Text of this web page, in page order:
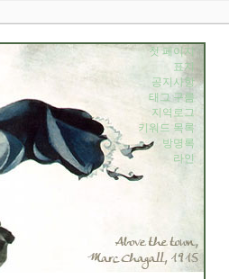
첫 페이지
표지
공지사항
태그 구름
지역로그
키워드 목록
방명록
라인